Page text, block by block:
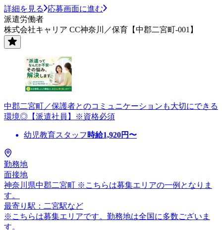
詳細を見る
応募画面に進む
派遣労働者
株式会社キャリア CC神奈川／保育【中郡二宮町-001】
中郡二宮町／保護者とのコミュニケーションも大切にできる
環境◎【派遣社員】※資格必須
幼児教育スタッフ 時給1,920円〜
勤務地
面接地
神奈川県中郡二宮町 ※こちらは募集エリアの一例となりま
す。
最寄り駅：二宮駅など
※こちらは募集エリアです。勤務地は全国に多数ございま
す。